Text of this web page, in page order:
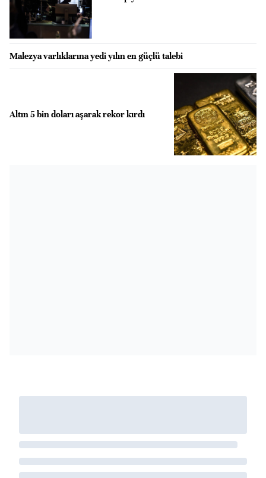
Malezya varlıklarına yedi yılın en güçlü talebi
Altın 5 bin doları aşarak rekor kırdı